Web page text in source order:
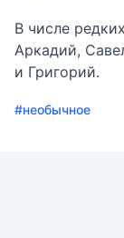
В числе
Аркадий,
и Григорий.
#необычное